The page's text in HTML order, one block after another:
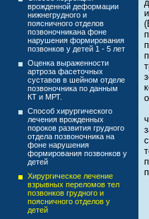
врожденной деформации
нижнегрудного и
поясничного отделов
позвоночникана фоне
нарушения формирования
позвонков у детей 1 - 5 лет
Оценка выраженности
артроза фасеточных
суставов в шейном отделе
позвоночника по данным
КТ и МРТ.
Способ хирургического
лечения врожденных
пороков развития грудного
отдела позвоночника на
фоне нарушения
формирования позвонков у
детей
Хирургическое лечение
взрывных переломов тел
позвонков грудного и
поясничного отделов у
детей